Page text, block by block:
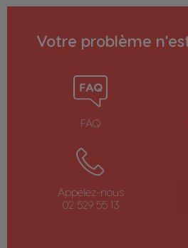
Votre problème
FAQ
Appelez-nous
02 529 55 13